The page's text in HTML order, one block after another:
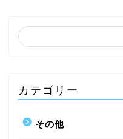
カテゴリー
その他